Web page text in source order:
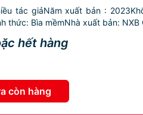
tác giảNăm xuất bản :
thức: Bìa mềmNhà xuất bản: NXB
hết hàng
còn hàng